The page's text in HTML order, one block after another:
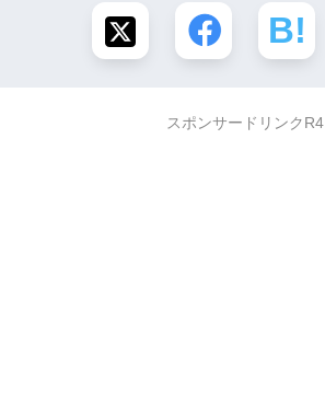
スポンサードリンクR4